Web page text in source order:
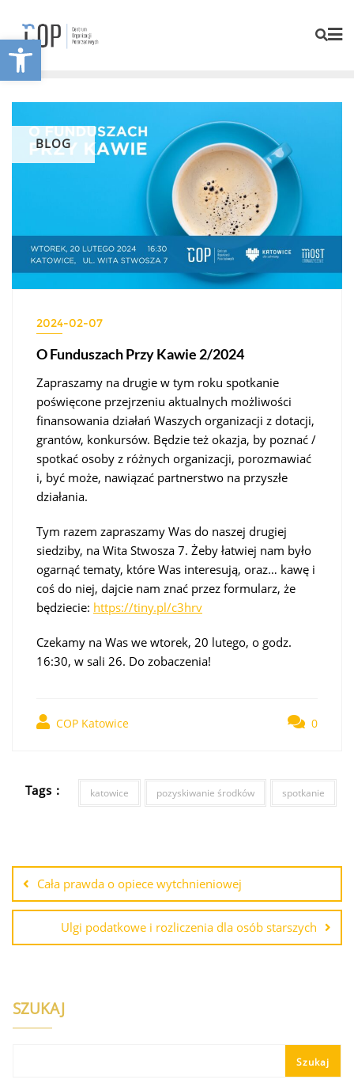
Otwórz pasek narzędzi
BLOG
2024-02-07
O Funduszach Przy Kawie 2/2024
Zapraszamy na drugie w tym roku spotkanie
poświęcone przejrzeniu aktualnych możliwości
finansowania działań Waszych organizacji z dotacji,
grantów, konkursów. Będzie też okazja, by poznać /
spotkać osoby z różnych organizacji, porozmawiać
i, być może, nawiązać partnerstwo na przyszłe
działania.
Tym razem zapraszamy Was do naszej drugiej
siedziby, na Wita Stwosza 7. Żeby łatwiej nam było
ogarnąć tematy, które Was interesują, oraz… kawę i
coś do niej, dajcie nam znać przez formularz, że
będziecie: https://tiny.pl/c3hrv
Czekamy na Was we wtorek, 20 lutego, o godz.
16:30, w sali 26. Do zobaczenia!
COP Katowice 0
Tags : katowice pozyskiwanie środków spotkanie
Cała prawda o opiece wytchnieniowej
Ulgi podatkowe i rozliczenia dla osób starszych
SZUKAJ
Szukaj